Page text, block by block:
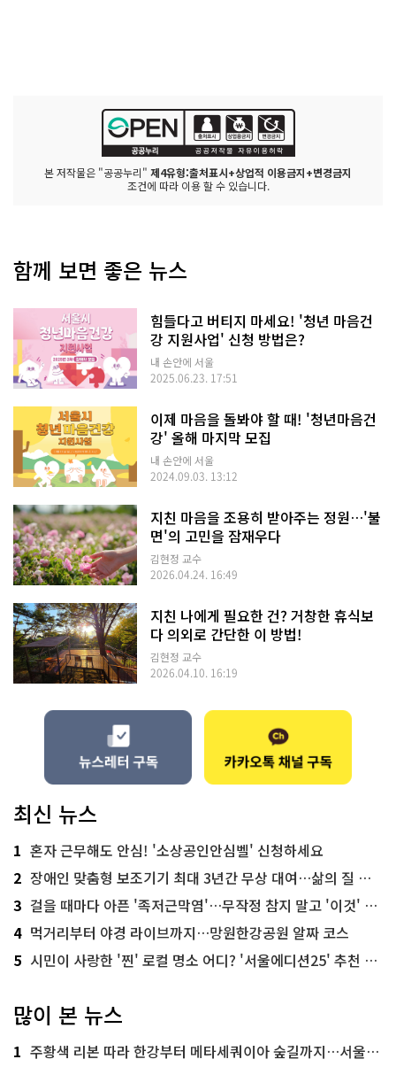
본 저작물은 "공공누리" 제4유형:출처표시+상업적 이용금지+변경금지
조건에 따라 이용 할 수 있습니다.
함께 보면 좋은 뉴스
힘들다고 버티지 마세요! '청년 마음건
강 지원사업' 신청 방법은?
내 손안에 서울
2025.06.23. 17:51
이제 마음을 돌봐야 할 때! '청년마음건
강' 올해 마지막 모집
내 손안에 서울
2024.09.03. 13:12
지친 마음을 조용히 받아주는 정원…'불
면'의 고민을 잠재우다
김현정 교수
2026.04.24. 16:49
지친 나에게 필요한 건? 거창한 휴식보
다 의외로 간단한 이 방법!
김현정 교수
2026.04.10. 16:19
최신 뉴스
1 혼자 근무해도 안심! '소상공인안심벨' 신청하세요
2 장애인 맞춤형 보조기기 최대 3년간 무상 대여…삶의 질 높인다
3 걸을 때마다 아픈 '족저근막염'…무작정 참지 말고 '이것' 해보세요!
4 먹거리부터 야경 라이브까지…망원한강공원 알짜 코스
5 시민이 사랑한 '찐' 로컬 명소 어디? '서울에디션25' 추천 코스
많이 본 뉴스
1 주황색 리본 따라 한강부터 메타세쿼이아 숲길까지…서울둘레길 15코스